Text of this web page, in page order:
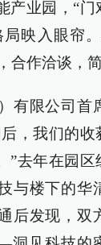
产业园，“
映入眼帘
合作洽谈，
有限公司首
，我们的收
”去年在园
与楼下的华
后发现，双